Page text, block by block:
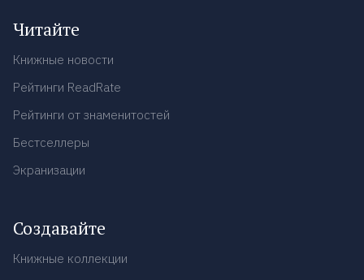
Читайте
Книжные новости
Рейтинги ReadRate
Рейтинги от знаменитостей
Бестселлеры
Экранизации
Создавайте
Книжные коллекции